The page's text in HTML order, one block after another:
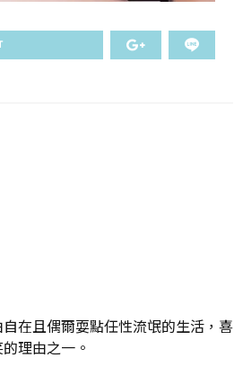
在且偶爾耍點任性流氓的生活，喜
理由之一。